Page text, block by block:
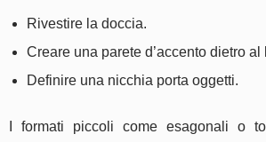
Rivestire la doccia.
Creare una parete d’accento dietro al
Definire una nicchia porta oggetti.
I formati piccoli come esagonali o